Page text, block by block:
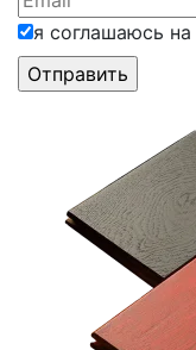
я соглашаюсь на